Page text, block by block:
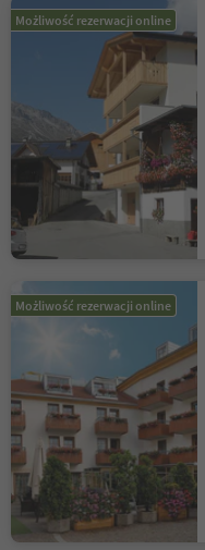
Możliwość rezerwacji online
Możliwość rezerwacji online